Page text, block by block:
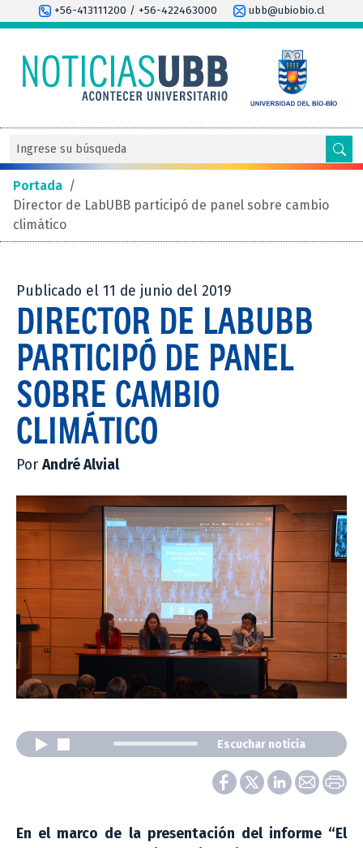
+56-413111200 / +56-422463000 ubb@ubiobio.cl
Portada /
Director de LabUBB participó de panel sobre cambio
climático
Publicado el 11 de junio del 2019
DIRECTOR DE LABUBB
PARTICIPÓ DE PANEL
SOBRE CAMBIO
CLIMÁTICO
Por André Alvial
Escuchar noticia
En el marco de la presentación del informe “El